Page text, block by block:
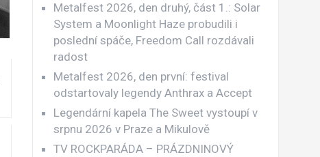
Metalfest 2026, den druhý, část 1.: Solar
System a Moonlight Haze probudili i
poslední spáče, Freedom Call rozdávali
radost
Metalfest 2026, den první: festival
odstartovaly legendy Anthrax a Accept
Legendární kapela The Sweet vystoupí v
srpnu 2026 v Praze a Mikulově
TV ROCKPARÁDA – PRÁZDNINOVÝ